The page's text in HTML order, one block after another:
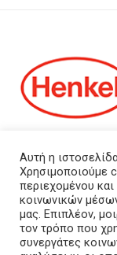
Τα νέα μας
Επικοινωνήστε
Πολιτική
Αυτή η
Χρησιμοποιούμε
περιεχομένου
κοινωνικών
μας. Επιπλέον,
τον τρόπο που
συνεργάτες